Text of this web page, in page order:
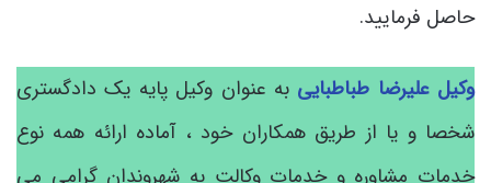
حاصل فرمایید.
وکیل علیرضا طباطبایی به عنوان وکیل پایه یک دادگستری
شخصا و یا از طریق همکاران خود ، آماده ارائه همه نوع
خدمات مشاوره و خدمات وکالت به شهروندان گرامی می